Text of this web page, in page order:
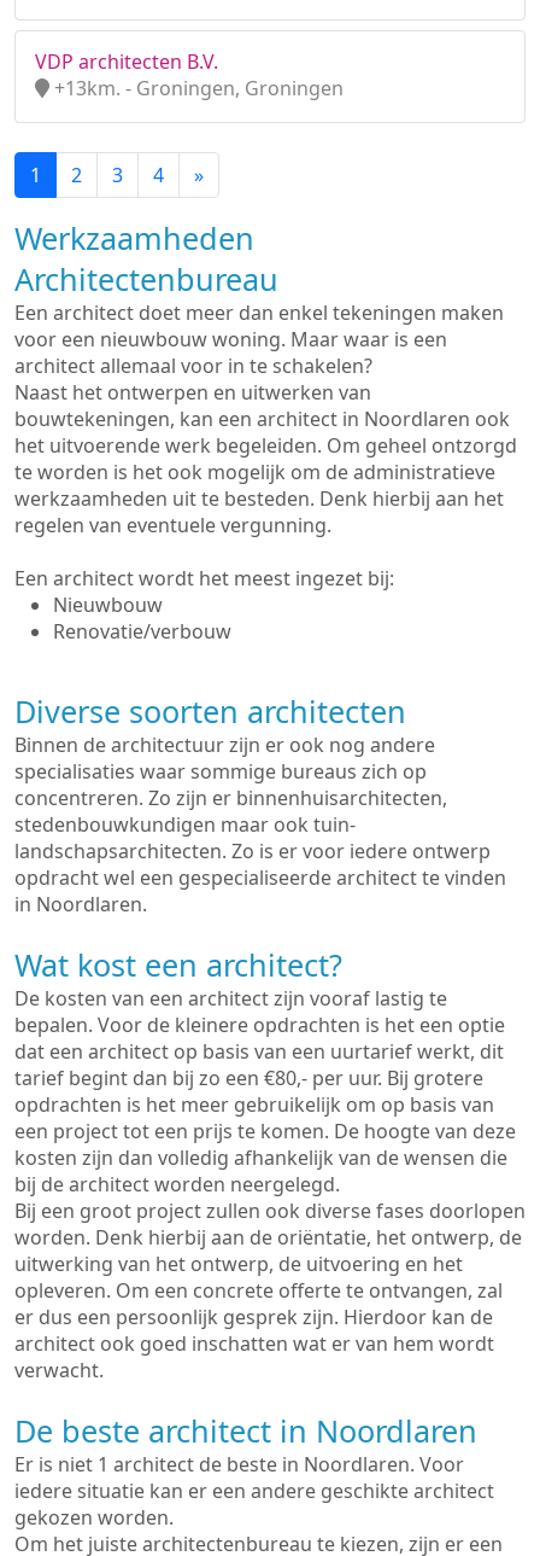
VDP architecten B.V.
+13km. - Groningen, Groningen
1 2 3 4 »
Werkzaamheden
Architectenbureau
Een architect doet meer dan enkel tekeningen maken
voor een nieuwbouw woning. Maar waar is een
architect allemaal voor in te schakelen?
Naast het ontwerpen en uitwerken van
bouwtekeningen, kan een architect in Noordlaren ook
het uitvoerende werk begeleiden. Om geheel ontzorgd
te worden is het ook mogelijk om de administratieve
werkzaamheden uit te besteden. Denk hierbij aan het
regelen van eventuele vergunning.
Een architect wordt het meest ingezet bij:
Nieuwbouw
Renovatie/verbouw
Diverse soorten architecten
Binnen de architectuur zijn er ook nog andere
specialisaties waar sommige bureaus zich op
concentreren. Zo zijn er binnenhuisarchitecten,
stedenbouwkundigen maar ook tuin-
landschapsarchitecten. Zo is er voor iedere ontwerp
opdracht wel een gespecialiseerde architect te vinden
in Noordlaren.
Wat kost een architect?
De kosten van een architect zijn vooraf lastig te
bepalen. Voor de kleinere opdrachten is het een optie
dat een architect op basis van een uurtarief werkt, dit
tarief begint dan bij zo een €80,- per uur. Bij grotere
opdrachten is het meer gebruikelijk om op basis van
een project tot een prijs te komen. De hoogte van deze
kosten zijn dan volledig afhankelijk van de wensen die
bij de architect worden neergelegd.
Bij een groot project zullen ook diverse fases doorlopen
worden. Denk hierbij aan de oriëntatie, het ontwerp, de
uitwerking van het ontwerp, de uitvoering en het
opleveren. Om een concrete offerte te ontvangen, zal
er dus een persoonlijk gesprek zijn. Hierdoor kan de
architect ook goed inschatten wat er van hem wordt
verwacht.
De beste architect in Noordlaren
Er is niet 1 architect de beste in Noordlaren. Voor
iedere situatie kan er een andere geschikte architect
gekozen worden.
Om het juiste architectenbureau te kiezen, zijn er een